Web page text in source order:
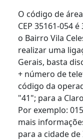
O código de
CEP 35161-054
o Bairro Vila
realizar uma
Gerais, basta
+ número de
código da
"41"; para a
Por exemplo:
mais
para a cidade